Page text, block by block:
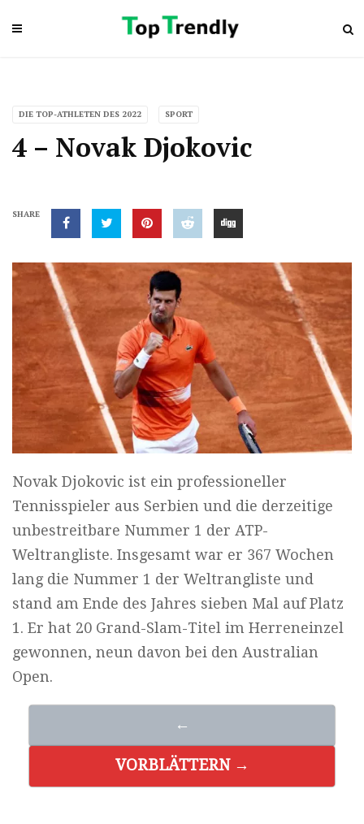
DIE TOP-ATHLETEN DES 2022 SPORT
4 – Novak Djokovic
SHARE
Novak Djokovic ist ein professioneller
Tennisspieler aus Serbien und die derzeitige
unbestreitbare Nummer 1 der ATP-
Weltrangliste. Insgesamt war er 367 Wochen
lang die Nummer 1 der Weltrangliste und
stand am Ende des Jahres sieben Mal auf Platz
1. Er hat 20 Grand-Slam-Titel im Herreneinzel
gewonnen, neun davon bei den Australian
Open.
←
VORBLÄTTERN →